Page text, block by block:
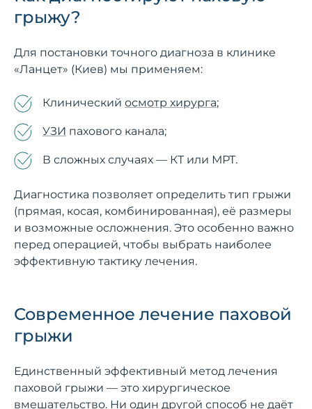
грыжу?
Для постановки точного диагноза в клинике
«Ланцет» (Киев) мы применяем:
Клинический осмотр хирурга;
УЗИ пахового канала;
В сложных случаях — КТ или МРТ.
Диагностика позволяет определить тип грыжи
(прямая, косая, комбинированная), её размеры
и возможные осложнения. Это особенно важно
перед операцией, чтобы выбрать наиболее
эффективную тактику лечения.
Современное лечение паховой
грыжи
Единственный эффективный метод лечения
паховой грыжи — это хирургическое
вмешательство. Ни один другой способ не даёт